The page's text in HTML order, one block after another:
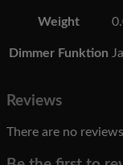
Weight
Dimmer Funktion
Reviews
There are no